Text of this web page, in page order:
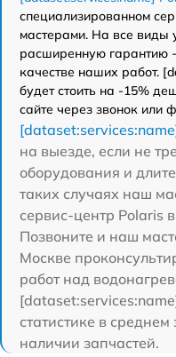
специализированном
мастерами. На все виды
расширенную гарантию
качестве наших работ.
будет стоить на -15%
сайте через звонок или
на выезде, если не
оборудования и
таких случаях наш
сервис-центр Polaris
Позвоните и наш
Москве
работ над
статистике в
наличии запчастей.